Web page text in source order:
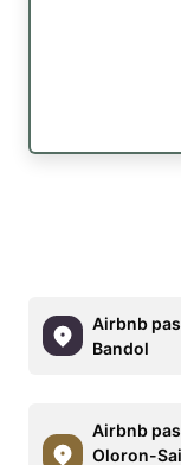
Airbnb
Bandol
Airbnb
Oloron-